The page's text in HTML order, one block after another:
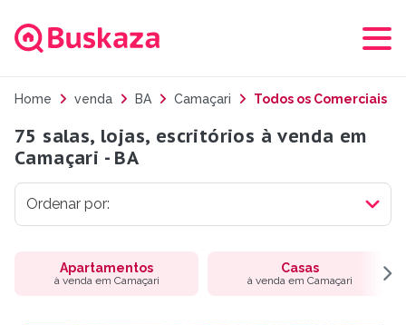
Home venda BA Camaçari Todos os Comerciais
75 salas, lojas, escritórios à venda em
Camaçari - BA
Apartamentos
à venda em Camaçari
Casas
à venda em Camaçari